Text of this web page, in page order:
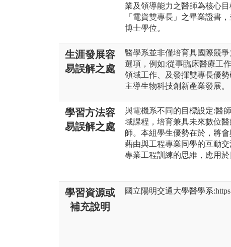
業及領導能力之醫師為核心
「電資雙專長」之畢業證書
博士學位。
生涯發展容
易誤解之處
醫學系並非僅培育具國際競
選項，例如:從事臨床醫療工
領域工作、及發揮雙專長優
主導生物科技創新產業發展。
學習方法容
易誤解之處
與電機系不同的目標設定:醫
域課程，培育兼具未來數位
師。本組學生優勢在於，將
藉由與工程專業同學的互動
專業工程訓練的思維，應用
學習資源或
補充說明
國立陽明交通大學醫學系